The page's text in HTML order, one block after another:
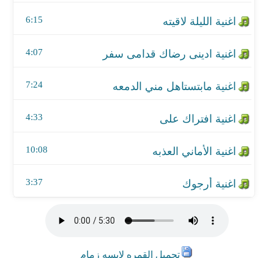
6:15
4:07
7:24
4:33
10:08
3:37
تحميل القمره لابسه زمام